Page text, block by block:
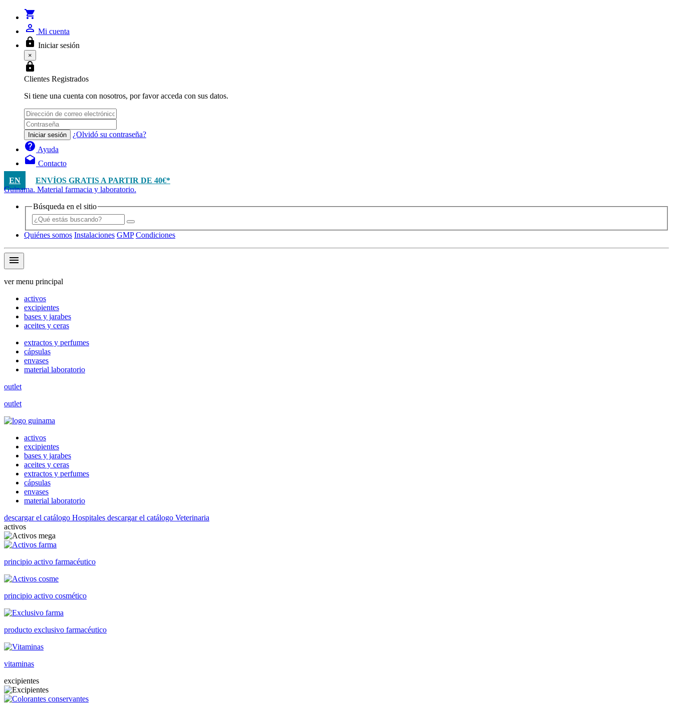
shopping_cart
person_outline Mi cuenta
lock Iniciar sesión
×
lock
Clientes Registrados
Si tiene una cuenta con nosotros, por favor acceda con sus datos.
Iniciar sesión ¿Olvidó su contraseña?
help Ayuda
drafts Contacto
EN
ENVÍOS GRATIS A PARTIR DE 40€*
Guinama. Material farmacia y laboratorio.
Búsqueda en el sitio
Quiénes somos Instalaciones GMP Condiciones
menu
ver menu principal
activos
excipientes
bases y jarabes
aceites y ceras
extractos y perfumes
cápsulas
envases
material laboratorio
outlet
outlet
activos
excipientes
bases y jarabes
aceites y ceras
extractos y perfumes
cápsulas
envases
material laboratorio
descargar el catálogo Hospitales descargar el catálogo Veterinaria
activos
principio activo farmacéutico
principio activo cosmético
producto exclusivo farmacéutico
vitaminas
excipientes